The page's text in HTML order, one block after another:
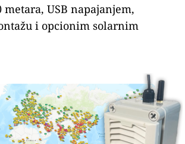
metara, USB napajanjem,
i opcionim solarnim